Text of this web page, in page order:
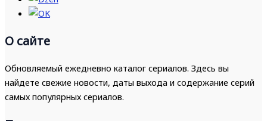
О сайте
Обновляемый ежедневно каталог сериалов. Здесь вы
найдете свежие новости, даты выхода и содержание серий
самых популярных сериалов.